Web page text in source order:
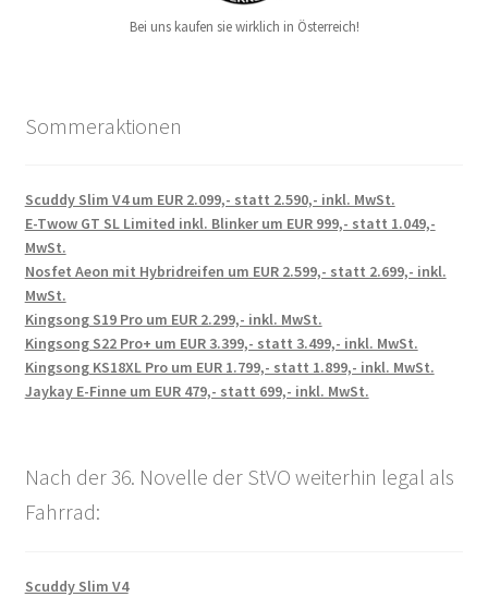
Bei uns kaufen sie wirklich in Österreich!
Sommeraktionen
Scuddy Slim V4 um EUR 2.099,- statt 2.590,- inkl. MwSt.
E-Twow GT SL Limited inkl. Blinker um EUR 999,- statt 1.049,-
MwSt.
Nosfet Aeon mit Hybridreifen um EUR 2.599,- statt 2.699,- inkl.
MwSt.
Kingsong S19 Pro um EUR 2.299,- inkl. MwSt.
Kingsong S22 Pro+ um EUR 3.399,- statt 3.499,- inkl. MwSt.
Kingsong KS18XL Pro um EUR 1.799,- statt 1.899,- inkl. MwSt.
Jaykay E-Finne um EUR 479,- statt 699,- inkl. MwSt.
Nach der 36. Novelle der StVO weiterhin legal als
Fahrrad:
Scuddy Slim V4